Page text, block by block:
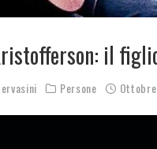
il
Persone